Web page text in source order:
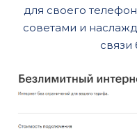
для своего
советами и
связи